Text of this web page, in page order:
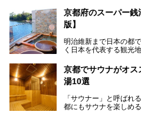
ます。今回案内するの
出湯」と「若の湯」。
れた歴史ある建物であ
漁師町や商店街で働く
ます。
───
この記事は京都府舞鶴
京都府のスーパー
版】
明治維新まで日本の都
く日本を代表する観光
今回は、そんな京都府
湯を紹介します。
部でレジャー気分を満
ー銭湯を探してみてく
京都でサウナがオ
湯10選
「サウナー」と呼ばれ
都にもサウナを楽しめ